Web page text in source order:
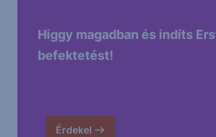
Higgy magadban és indíts
befektetést!
Érdekel